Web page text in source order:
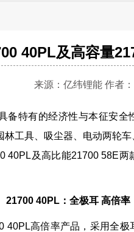
40PL及高容量
来源：亿纬锂能 作者
备特有的经济性与本征安全
工具、吸尘器、电动两轮
40PL及高比能21700 58E两
21700 40PL：全极耳 高倍率
40PL高倍率产品，采用全